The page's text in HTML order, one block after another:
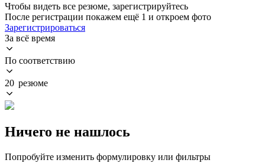
Чтобы видеть все резюме, зарегистрируйтесь
После регистрации покажем ещё 1 и откроем фото
Зарегистрироваться
За всё время
По соответствию
20 резюме
Ничего не нашлось
Попробуйте изменить формулировку или фильтры